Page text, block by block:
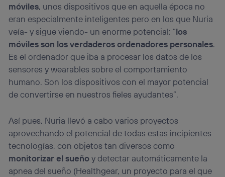
móviles, unos dispositivos que en aquella época no
eran especialmente inteligentes pero en los que Nuria
veía- y sigue viendo- un enorme potencial: “los
móviles son los verdaderos ordenadores personales.
Es el ordenador que iba a procesar los datos de los
sensores y wearables sobre el comportamiento
humano. Son los dispositivos con el mayor potencial
de convertirse en nuestros fieles ayudantes”.
Así pues, Nuria llevó a cabo varios proyectos
aprovechando el potencial de todas estas incipientes
tecnologías, con objetos tan diversos como
monitorizar el sueñoy detectar automáticamente la
apnea del sueño (Healthgear, un proyecto para el que